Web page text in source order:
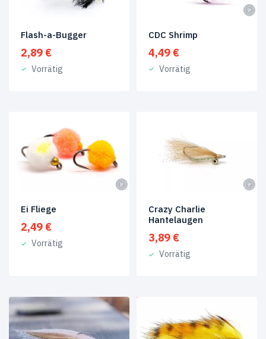
(11)
(11)
Flash-a-Bugger
2,89 €
Vorrätig
CDC Shrimp
4,49 €
Vorrätig
Ei Fliege
2,49 €
Vorrätig
Crazy Charlie
Hantelaugen
3,89 €
Vorrätig